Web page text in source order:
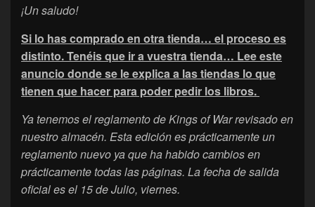
¡Un saludo!
Si lo has comprado en otra tienda… el proceso es
distinto. Tenéis que ir a vuestra tienda… Lee este
anuncio donde se le explica a las tiendas lo que
tienen que hacer para poder pedir los libros.
Ya tenemos el reglamento de Kings of War revisado en
nuestro almacén. Esta edición es prácticamente un
reglamento nuevo ya que ha habido cambios en
prácticamente todas las páginas. La fecha de salida
oficial es el 15 de Julio, viernes.